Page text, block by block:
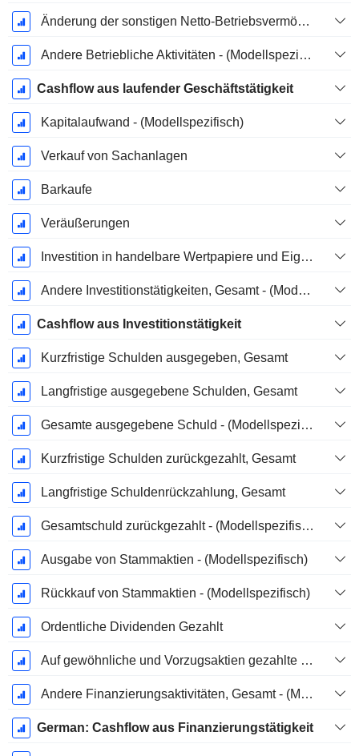
Änderung der sonstigen Netto-Betriebsvermögen (gesammelt)
Andere Betriebliche Aktivitäten - (Modellspezifisch)
Cashflow aus laufender Geschäftstätigkeit
Kapitalaufwand - (Modellspezifisch)
Verkauf von Sachanlagen
Barkaufe
Veräußerungen
Investition in handelbare Wertpapiere und Eigenkapitalinstrumente, Gesamt - (Modellspezifisch)
Andere Investitionstätigkeiten, Gesamt - (Modellspezifisch)
Cashflow aus Investitionstätigkeit
Kurzfristige Schulden ausgegeben, Gesamt
Langfristige ausgegebene Schulden, Gesamt
Gesamte ausgegebene Schuld - (Modellspezifisch)
Kurzfristige Schulden zurückgezahlt, Gesamt
Langfristige Schuldenrückzahlung, Gesamt
Gesamtschuld zurückgezahlt - (Modellspezifisch)
Ausgabe von Stammaktien - (Modellspezifisch)
Rückkauf von Stammaktien - (Modellspezifisch)
Ordentliche Dividenden Gezahlt
Auf gewöhnliche und Vorzugsaktien gezahlte Dividenden
Andere Finanzierungsaktivitäten, Gesamt - (Modellspezifisch)
German: Cashflow aus Finanzierungstätigkeit